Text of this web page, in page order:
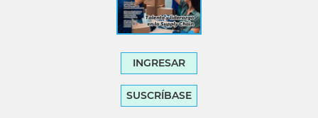
INGRESAR
SUSCRÍBASE